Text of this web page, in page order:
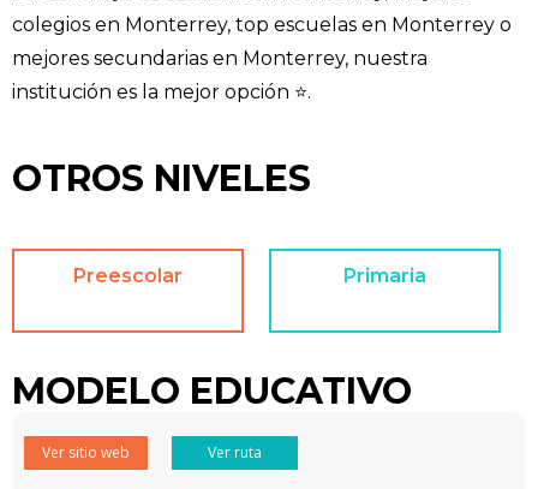
colegios en Monterrey, top escuelas en Monterrey o
mejores secundarias en Monterrey, nuestra
institución es la mejor opción ⭐.
OTROS NIVELES
Preescolar Primaria
MODELO EDUCATIVO
Ver sitio web Ver ruta